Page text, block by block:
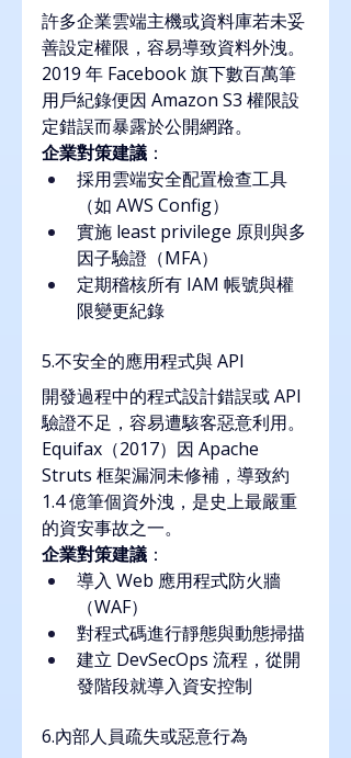
許多企業雲端主機或資料庫若未妥
善設定權限，容易導致資料外洩。
2019 年 Facebook 旗下數百萬筆
用戶紀錄便因 Amazon S3 權限設
定錯誤而暴露於公開網路。
企業對策建議 ：
採用雲端安全配置檢查工具
（如 AWS Config）
實施 least privilege 原則與多
因子驗證（MFA）
定期稽核所有 IAM 帳號與權
限變更紀錄
5.不安全的應用程式與 API
開發過程中的程式設計錯誤或 API
驗證不足，容易遭駭客惡意利用。
Equifax（2017）因 Apache
Struts 框架漏洞未修補，導致約
1.4 億筆個資外洩，是史上最嚴重
的資安事故之一。
企業對策建議 ：
導入 Web 應用程式防火牆
（WAF）
對程式碼進行靜態與動態掃描
建立 DevSecOps 流程，從開
發階段就導入資安控制
6.內部人員疏失或惡意行為